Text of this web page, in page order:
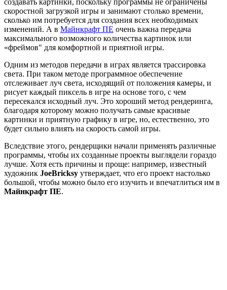
скоростной загрузкой игры и занимают столько времени,
сколько им потребуется для создания всех необходимых
изменений. А в Майнкрафт ПЕ очень важна передача
максимального возможного количества картинок или
«фреймов" для комфортной и приятной игры.
Одним из методов передачи в играх является трассировка
света. При таком методе программное обеспечение
отслеживает луч света, исходящий от положения камеры, и
рисует каждый пиксель в игре на основе того, с чем
пересекался исходный луч. Это хороший метод рендеринга,
благодаря которому можно получать самые красивые
картинки и приятную графику в игре, но, естественно, это
будет сильно влиять на скорость самой игры.
Вследствие этого, рендерщики начали применять различные
программы, чтобы их созданные проекты выглядели гораздо
лучше. Хотя есть причины и проще: например, известный
художник JoeBricksy утверждает, что его проект настолько
большой, чтобы можно было его изучить и впечатлиться им в
Майнкрафт ПЕ.